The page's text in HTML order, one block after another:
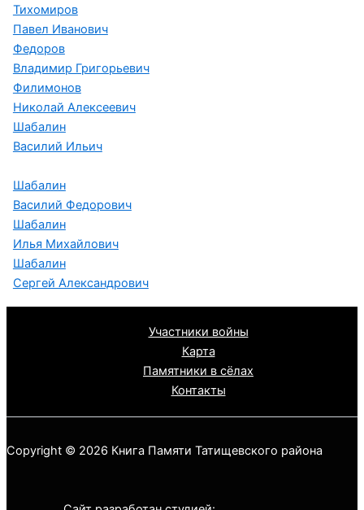
Тихомиров
Павел Иванович
Федоров
Владимир Григорьевич
Филимонов
Николай Алексеевич
Шабалин
Василий Ильич
Шабалин
Василий Федорович
Шабалин
Илья Михайлович
Шабалин
Сергей Александрович
Участники войны
Карта
Памятники в сёлах
Контакты
Copyright © 2026 Книга Памяти Татищевского района